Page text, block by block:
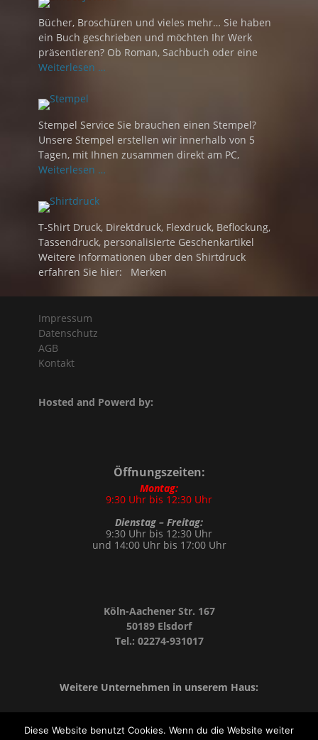
Bücher, Broschüren und vieles mehr… Sie haben
ein Buch geschrieben und möchten Ihr Werk
präsentieren? Ob Roman, Sachbuch oder eine
Weiterlesen …
Stempel Service Sie brauchen einen Stempel?
Unsere Stempel erstellen wir innerhalb von 5
Tagen, mit Ihnen zusammen direkt am PC,
Weiterlesen …
T-Shirt Druck, Direktdruck, Flexdruck, Beflockung,
Tassendruck, personalisierte Geschenkartikel
Weitere Informationen über den Shirtdruck
erfahren Sie hier: Merken
Impressum
Datenschutz
AGB
Kontakt
Hosted and Powerd by:
Öffnungszeiten:
Montag:
9:30 Uhr bis 12:30 Uhr
Dienstag – Freitag:
9:30 Uhr bis 12:30 Uhr
und 14:00 Uhr bis 17:00 Uhr
Köln-Aachener Str. 167
50189 Elsdorf
Tel.: 02274-931017
Weitere Unternehmen in unserem Haus:
Diese Website benutzt Cookies. Wenn du die Website weiter